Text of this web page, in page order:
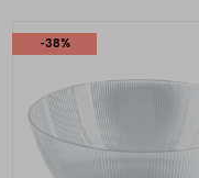
-38%